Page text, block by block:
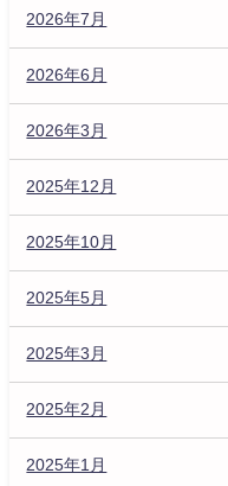
2026年7月
2026年6月
2026年3月
2025年12月
2025年10月
2025年5月
2025年3月
2025年2月
2025年1月